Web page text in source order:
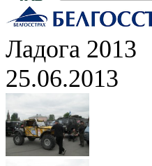
Ладога 2013
25.06.2013